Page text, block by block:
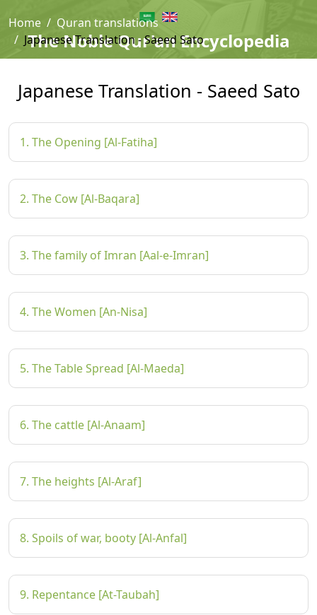
The Noble Qur'an Encyclopedia
Home
Quran translations
Japanese Translation - Saeed Sato
Japanese Translation - Saeed Sato
1. The Opening [Al-Fatiha]
2. The Cow [Al-Baqara]
3. The family of Imran [Aal-e-Imran]
4. The Women [An-Nisa]
5. The Table Spread [Al-Maeda]
6. The cattle [Al-Anaam]
7. The heights [Al-Araf]
8. Spoils of war, booty [Al-Anfal]
9. Repentance [At-Taubah]